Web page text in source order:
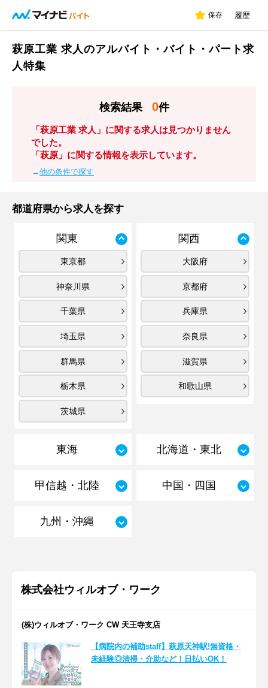
保存 履歴
萩原工業 求人のアルバイト・バイト・パート求
人特集
検索結果 0件
「萩原工業 求人」に関する求人は見つかりません
でした。
「萩原」に関する情報を表示しています。
→他の条件で探す
都道府県から求人を探す
関東
東京都
神奈川県
千葉県
埼玉県
群馬県
栃木県
茨城県
関西
大阪府
京都府
兵庫県
奈良県
滋賀県
和歌山県
東海 北海道・東北
甲信越・北陸 中国・四国
九州・沖縄
株式会社ウィルオブ・ワーク
(株)ウィルオブ・ワーク CW 天王寺支店
【病院内の補助staff】萩原天神駅!無資格・
未経験◎清掃・介助など！日払いOK！